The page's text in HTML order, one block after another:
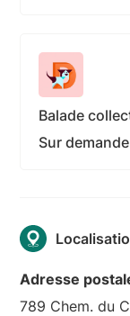
Balade
Sur demande
Adresse
789 Chem. du